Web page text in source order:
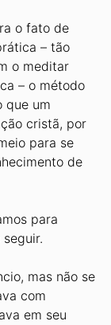
o fato de
– tão
o meditar
– o método
que um
cristã, por
para se
de
para
mas não se
com
em seu